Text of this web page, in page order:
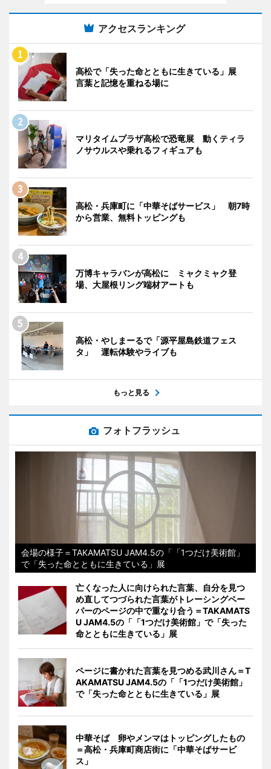
アクセスランキング
高松で「失った命とともに生きている」展
言葉と記憶を重ねる場に
マリタイムプラザ高松で恐竜展 動くティラ
ノサウルスや乗れるフィギュアも
高松・兵庫町に「中華そばサービス」 朝7時
から営業、無料トッピングも
万博キャラバンが高松に ミャクミャク登
場、大屋根リング端材アートも
高松・やしまーるで「源平屋島鉄道フェス
タ」 運転体験やライブも
もっと見る
フォトフラッシュ
会場の様子＝TAKAMATSU JAM4.5の「「1つだけ美術館」
で「失った命とともに生きている」展
亡くなった人に向けられた言葉、自分を見つ
め直してつづられた言葉がトレーシングペー
パーのページの中で重なり合う＝TAKAMATS
U JAM4.5の「「1つだけ美術館」で「失った
命とともに生きている」展
ページに書かれた言葉を見つめる武川さん＝T
AKAMATSU JAM4.5の「「1つだけ美術館」
で「失った命とともに生きている」展
中華そば 卵やメンマはトッピングしたもの
＝高松・兵庫町商店街に「中華そばサービ
ス」